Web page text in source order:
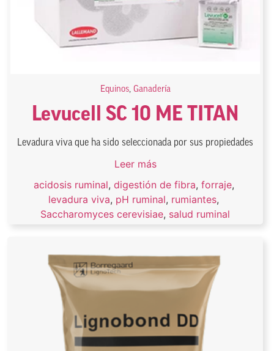
Equinos, Ganadería
Levucell SC 10 ME TITAN
Levadura viva que ha sido seleccionada por sus propiedades
Leer más
acidosis ruminal, digestión de fibra, forraje,
levadura viva, pH ruminal, rumiantes,
Saccharomyces cerevisiae, salud ruminal